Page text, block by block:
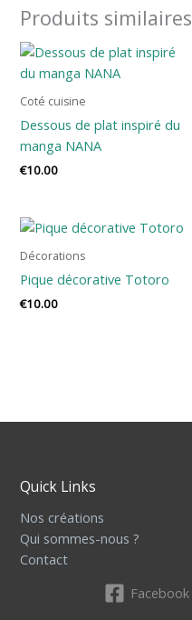
Produits similaires
Coté cuisine
Dessous de plat inspiré du
manga NANA
€10.00
Décorations
Pique décorative Totoro
€10.00
Quick Links
Nos créations
Qui sommes-nous ?
Contact
Facebook